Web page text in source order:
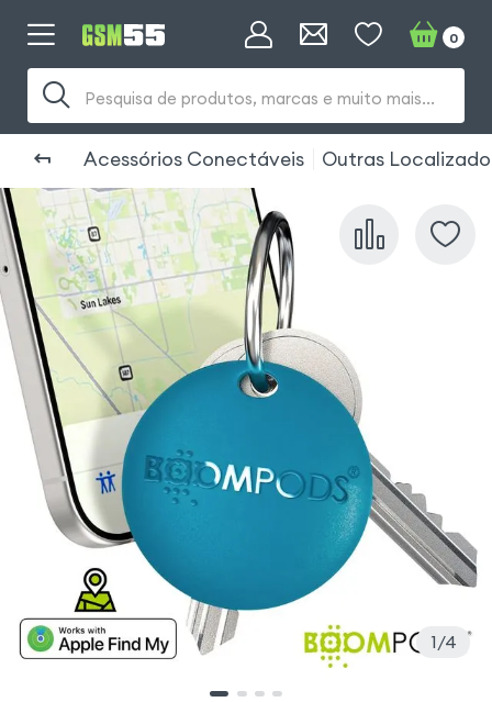
Pesquisa de produtos, marcas e muito mais...
0
Acessórios Conectáveis Outras
1 4